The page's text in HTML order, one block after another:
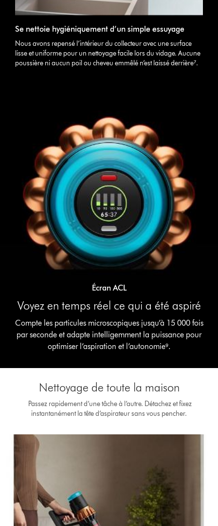
Se nettoie hygiéniquement d’un simple essuyage
Nous avons repensé l’intérieur du collecteur avec une surface
lisse et uniforme pour un nettoyage facile lors du vidage. Aucune
poussière ni aucun poil ou cheveu emmêlé n’est laissé derrière⁷.
Écran ACL
Voyez en temps réel ce qui a été aspiré
Compte les particules microscopiques jusqu’à 15 000 fois
par seconde et adapte intelligemment la puissance pour
optimiser l’aspiration et l’autonomie⁹.
Nettoyage de toute la maison
Passez rapidement d’une tâche à l’autre. Détachez et fixez
instantanément la tête d’aspirateur sans vous pencher.